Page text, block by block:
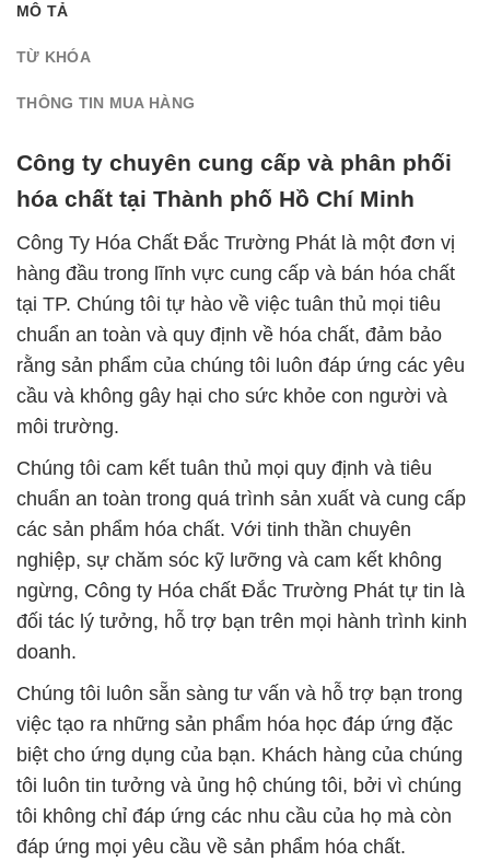
MÔ TẢ
TỪ KHÓA
THÔNG TIN MUA HÀNG
Công ty chuyên cung cấp và phân phối
hóa chất tại Thành phố Hồ Chí Minh
Công Ty Hóa Chất Đắc Trường Phát là một đơn vị
hàng đầu trong lĩnh vực cung cấp và bán hóa chất
tại TP. Chúng tôi tự hào về việc tuân thủ mọi tiêu
chuẩn an toàn và quy định về hóa chất, đảm bảo
rằng sản phẩm của chúng tôi luôn đáp ứng các yêu
cầu và không gây hại cho sức khỏe con người và
môi trường.
Chúng tôi cam kết tuân thủ mọi quy định và tiêu
chuẩn an toàn trong quá trình sản xuất và cung cấp
các sản phẩm hóa chất. Với tinh thần chuyên
nghiệp, sự chăm sóc kỹ lưỡng và cam kết không
ngừng, Công ty Hóa chất Đắc Trường Phát tự tin là
đối tác lý tưởng, hỗ trợ bạn trên mọi hành trình kinh
doanh.
Chúng tôi luôn sẵn sàng tư vấn và hỗ trợ bạn trong
việc tạo ra những sản phẩm hóa học đáp ứng đặc
biệt cho ứng dụng của bạn. Khách hàng của chúng
tôi luôn tin tưởng và ủng hộ chúng tôi, bởi vì chúng
tôi không chỉ đáp ứng các nhu cầu của họ mà còn
đáp ứng mọi yêu cầu về sản phẩm hóa chất.